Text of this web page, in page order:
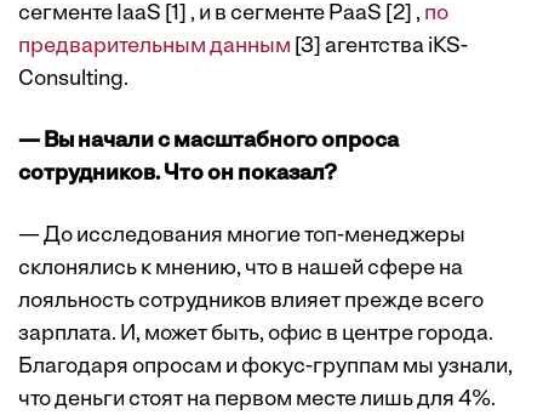
сегменте IaaS [1] , и в сегменте PaaS [2] , по
предварительным данным [3] агентства iKS-
Consulting.
— Вы начали с масштабного опроса
сотрудников. Что он показал?
— До исследования многие топ-менеджеры
склонялись к мнению, что в нашей сфере на
лояльность сотрудников влияет прежде всего
зарплата. И, может быть, офис в центре города.
Благодаря опросам и фокус-группам мы узнали,
что деньги стоят на первом месте лишь для 4%.